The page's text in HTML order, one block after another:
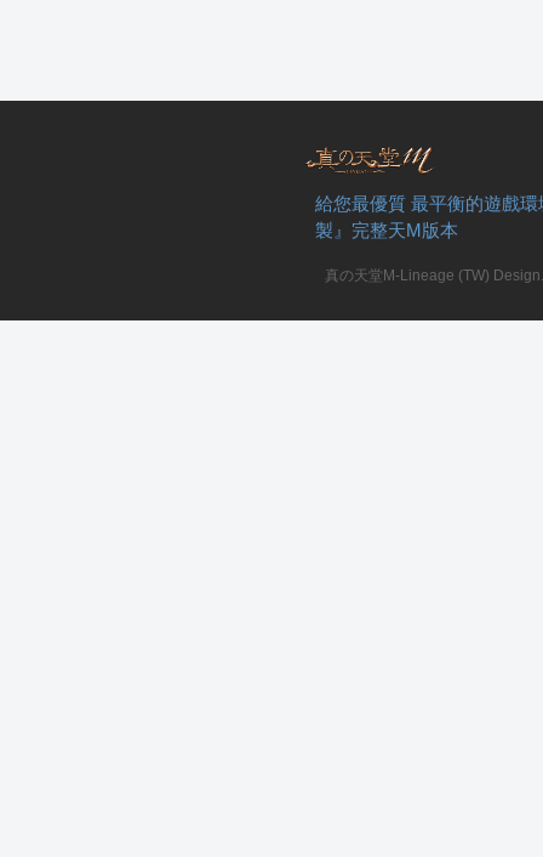
給您最優質 最平衡的遊戲
製』完整天M版本
真の天堂M-Lineage (TW)